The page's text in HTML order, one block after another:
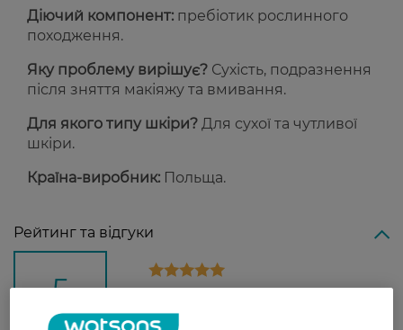
Діючий компонент: пребіотик рослинного
походження.
Яку проблему вирішує? Сухість, подразнення
після зняття макіяжу та вмивання.
Для якого типу шкіри? Для сухої та чутливої
шкіри.
Країна-виробник: Польща.
Рейтинг та відгуки
5